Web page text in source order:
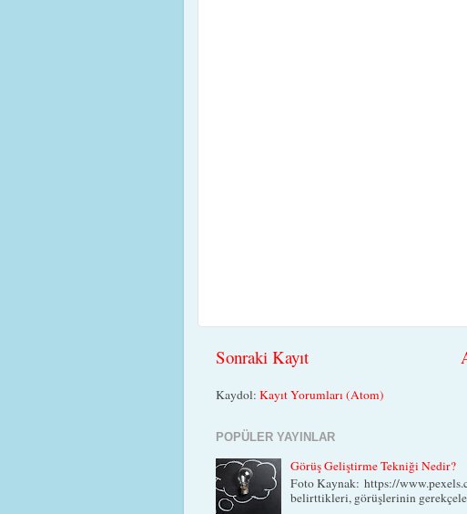
Sonraki Kayıt
Kaydol: Kayıt Yorumları (Atom)
POPÜLER YAYINLAR
Görüş Geliştirme Tekniği Nedir?
Foto Kaynak: https://
belirttikleri, görüşlerinin